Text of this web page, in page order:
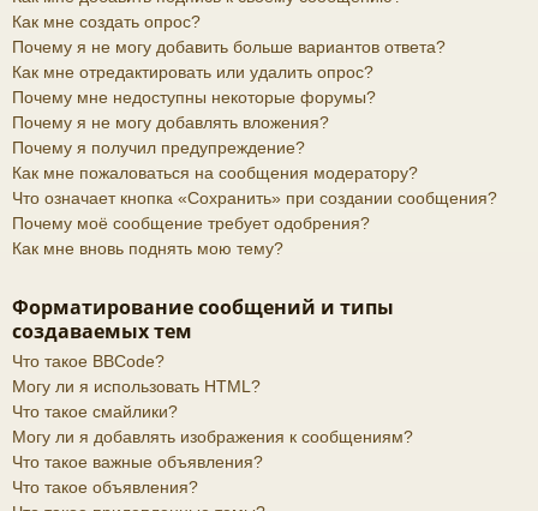
Как мне создать опрос?
Почему я не могу добавить больше вариантов ответа?
Как мне отредактировать или удалить опрос?
Почему мне недоступны некоторые форумы?
Почему я не могу добавлять вложения?
Почему я получил предупреждение?
Как мне пожаловаться на сообщения модератору?
Что означает кнопка «Сохранить» при создании сообщения?
Почему моё сообщение требует одобрения?
Как мне вновь поднять мою тему?
Форматирование сообщений и типы
создаваемых тем
Что такое BBCode?
Могу ли я использовать HTML?
Что такое смайлики?
Могу ли я добавлять изображения к сообщениям?
Что такое важные объявления?
Что такое объявления?